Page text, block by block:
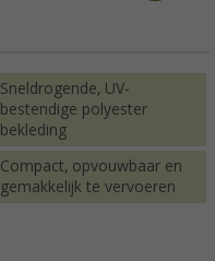
Sneldrogende, UV-
bestendige polyester
bekleding
Compact, opvouwbaar en
gemakkelijk te vervoeren